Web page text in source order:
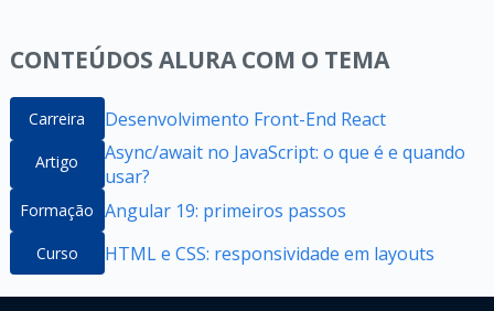
CONTEÚDOS ALURA COM O TEMA
Carreira Desenvolvimento Front-End React
Artigo
Async/await no JavaScript: o que é e quando
usar?
Formação Angular 19: primeiros passos
Curso HTML e CSS: responsividade em layouts